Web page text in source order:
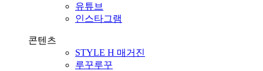
유튜브
인스타그램
콘텐츠
STYLE H 매거진
루꾸루꾸